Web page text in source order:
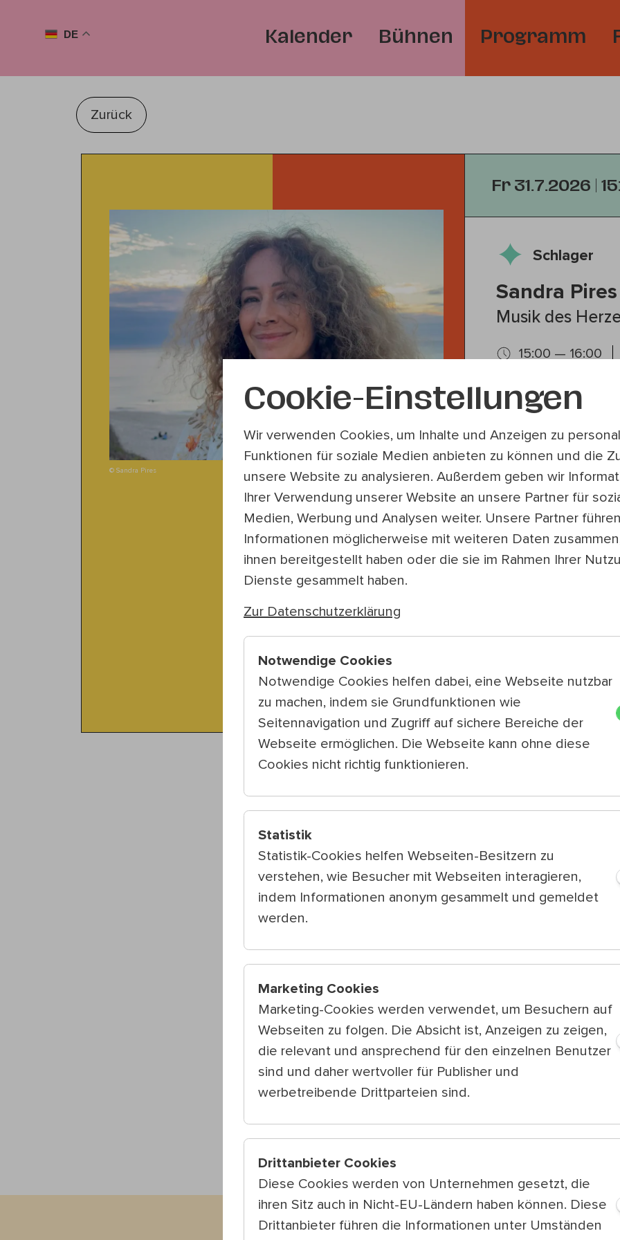
DE Kalender Bühnen Programm
Zurück
© Sandra Pires
Fr 31.7.2026 |
Schlager
Sandra Pires
Musik des
15:00 — 16:00
Im Kalender
Musik ist oft mit
verbunden.
Lieder, die einen
haben, gespielt
Besetzung
Sängerin : Sandra
Keyboard: Alex
Um Anmeldung
mit denHäusern
Weitere Tipps
Mo 3.8.
Global
Pasión
Wienerlied
Fr 7.8. 15:00 —
Dresscode
Italian, but
Mo 10.8.
Daisy Hearts
Cookie-Einstellungen
Wir verwenden Cookies, um Inhalte und Anzeigen zu
Funktionen für soziale Medien anbieten zu können und die
unsere Website zu analysieren. Außerdem geben wir
Ihrer Verwendung unserer Website an unsere Partner für
Medien, Werbung und Analysen weiter. Unsere Partner
Informationen möglicherweise mit weiteren Daten
ihnen bereitgestellt haben oder die sie im Rahmen Ihrer
Dienste gesammelt haben.
Zur Datenschutzerklärung
Notwendige Cookies
Notwendige Cookies helfen dabei, eine Webseite nutzbar
zu machen, indem sie Grundfunktionen wie
Seitennavigation und Zugriff auf sichere Bereiche der
Webseite ermöglichen. Die Webseite kann ohne diese
Cookies nicht richtig funktionieren.
Statistik
Statistik-Cookies helfen Webseiten-Besitzern zu
verstehen, wie Besucher mit Webseiten interagieren,
indem Informationen anonym gesammelt und gemeldet
werden.
Marketing Cookies
Marketing-Cookies werden verwendet, um Besuchern auf
Webseiten zu folgen. Die Absicht ist, Anzeigen zu zeigen,
die relevant und ansprechend für den einzelnen Benutzer
sind und daher wertvoller für Publisher und
werbetreibende Drittparteien sind.
Drittanbieter Cookies
Diese Cookies werden von Unternehmen gesetzt, die
ihren Sitz auch in Nicht-EU-Ländern haben können. Diese
Drittanbieter führen die Informationen unter Umständen